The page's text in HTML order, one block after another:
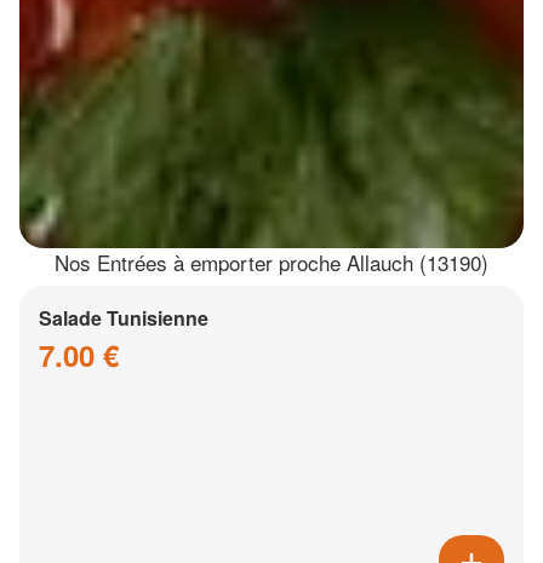
Nos Entrées à emporter proche Allauch (13190)
Salade Tunisienne
7.00 €